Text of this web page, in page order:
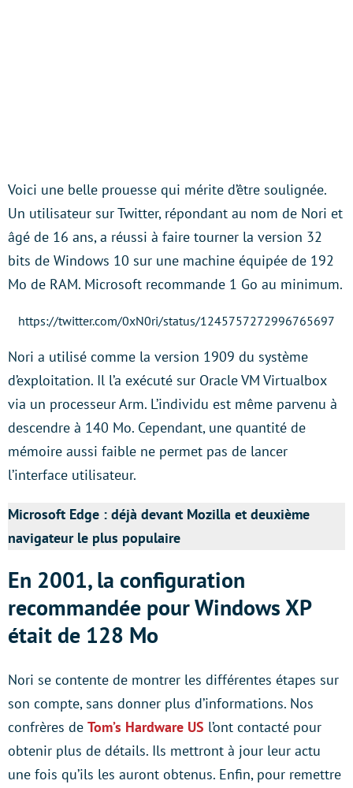
Voici une belle prouesse qui mérite d’être soulignée.
Un utilisateur sur Twitter, répondant au nom de Nori et
âgé de 16 ans, a réussi à faire tourner la version 32
bits de Windows 10 sur une machine équipée de 192
Mo de RAM. Microsoft recommande 1 Go au minimum.
https://twitter.com/0xN0ri/status/1245757272996765697
Nori a utilisé comme la version 1909 du système
d’exploitation. Il l’a exécuté sur Oracle VM Virtualbox
via un processeur Arm. L’individu est même parvenu à
descendre à 140 Mo. Cependant, une quantité de
mémoire aussi faible ne permet pas de lancer
l’interface utilisateur.
Microsoft Edge : déjà devant Mozilla et deuxième
navigateur le plus populaire
En 2001, la configuration
recommandée pour Windows XP
était de 128 Mo
Nori se contente de montrer les différentes étapes sur
son compte, sans donner plus d’informations. Nos
confrères de Tom’s Hardware US l’ont contacté pour
obtenir plus de détails. Ils mettront à jour leur actu
une fois qu’ils les auront obtenus. Enfin, pour remettre